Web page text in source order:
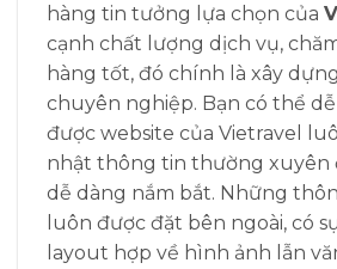
hàng tin tưởng lựa chọn của
cạnh chất lượng dịch vụ,
hàng tốt, đó chính là xây
chuyên nghiệp. Bạn có thể
được website của Vietravel
nhật thông tin thường xuyên
dễ dàng nắm bắt. Những
luôn được đặt bên ngoài, có
layout hợp về hình ảnh lẫn